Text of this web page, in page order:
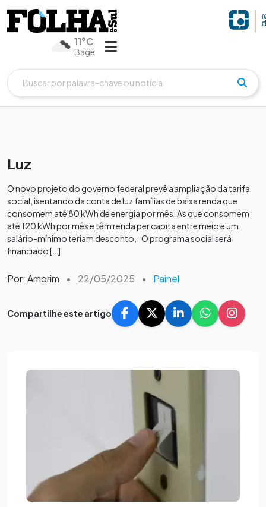
11°C
Bagé
Luz
O novo projeto do governo federal prevê a ampliação da tarifa
social, isentando da conta de luz famílias de baixa renda que
consomem até 80 kWh de energia por mês. As que consomem
até 120 kWh por mês e têm renda per capita entre meio e um
salário-mínimo teriam desconto. O programa social será
financiado […]
Por: Amorim • 22/05/2025 • Painel
Compartilhe este artigo